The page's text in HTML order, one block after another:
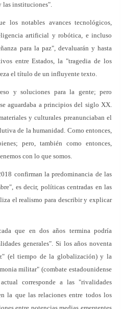
las instituciones".
los notables avances tecnológicos,
artificial y robótica, e incluso
para la paz", devaluarán y hasta
entre Estados, la "tragedia de los
el título de un influyente texto.
y soluciones para la gente; pero
aguardaba a principios del siglo XX.
y culturales preanunciaban el
de la humanidad. Como entonces,
pero, también como entonces,
con lo que somos.
confirman la predominancia de las
es decir, políticas centradas en las
el realismo para describir y explicar
que en dos años termina podría
generales". Si los años noventa
(el tiempo de la globalización) y la
militar" (combate estadounidense
corresponde a las "rivalidades
la que las relaciones entre todos los